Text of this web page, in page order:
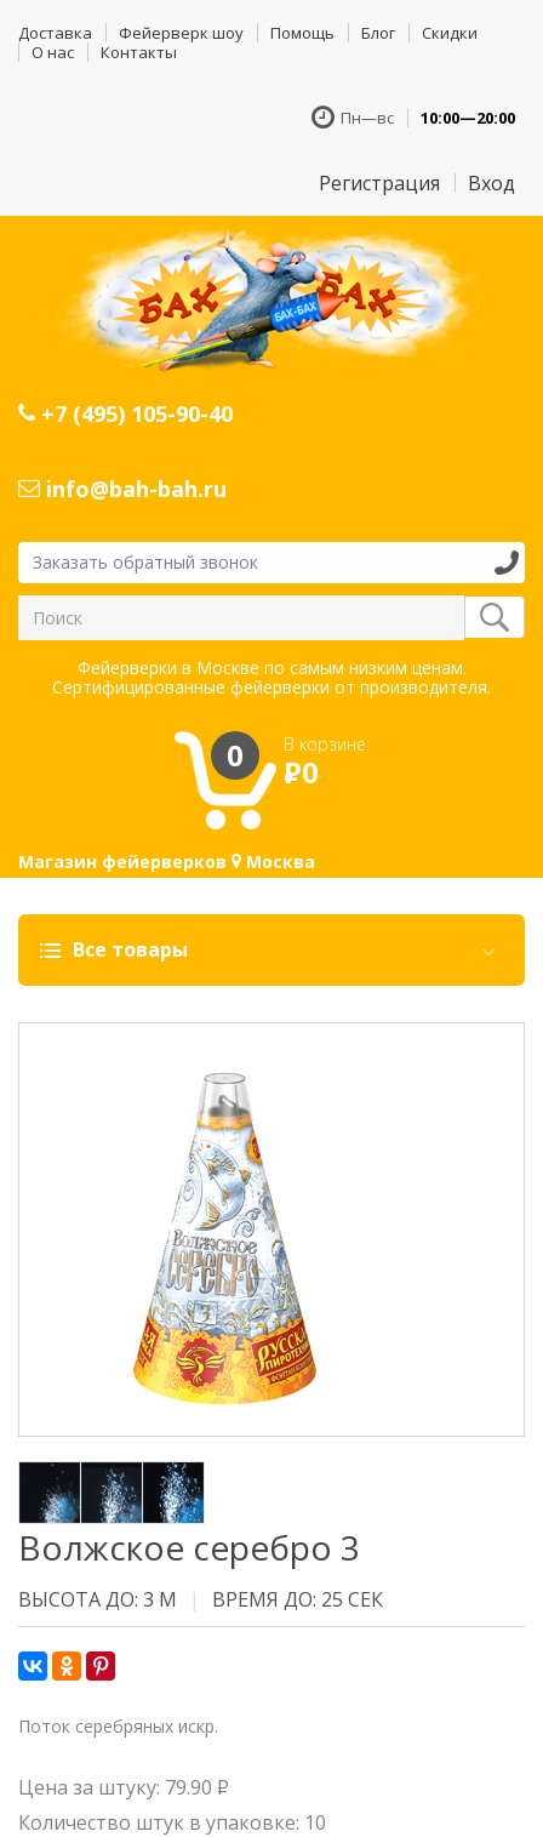
Доставка Фейерверк шоу Помощь Блог
Скидки
О нас
Контакты
Пн—вс 10:00—20:00
Регистрация Вход
+7 (495) 105-90-40
info@bah-bah.ru
Заказать обратный звонок
Фейерверки в Москве по самым низким ценам.
Сертифицированные фейерверки от производителя.
0 В корзине:
Р0
Магазин фейерверков Москва
Все товары
Волжское серебро 3
ВЫСОТА ДО: 3 М ВРЕМЯ ДО: 25 СЕК
Поток серебряных искр.
Цена за штуку: 79.90 Р
Количество штук в упаковке: 10